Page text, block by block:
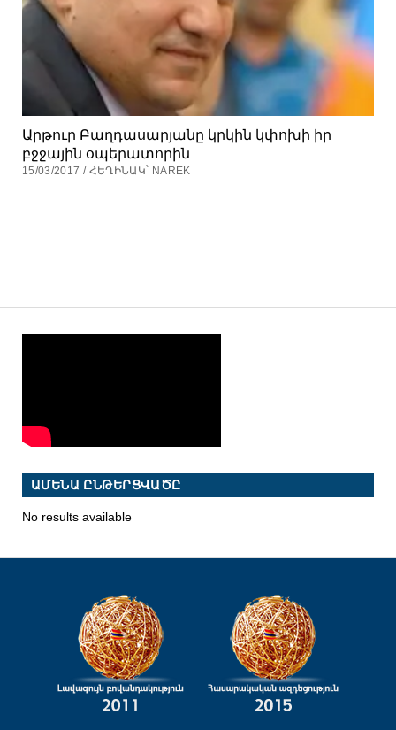
Արթուր Բաղդասարյանը կրկին կփոխի իր
բջջային օպերատորին
15/03/2017 / ՀԵՂԻՆԱԿ՝ NAREK
ԱՄԵՆԱ ԸՆԹԵՐՑՎԱԾԸ
No results available